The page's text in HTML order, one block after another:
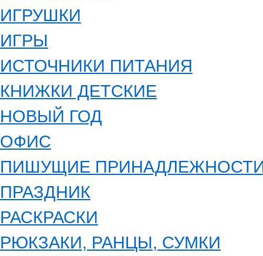
ИГРУШКИ
ИГРЫ
ИСТОЧНИКИ ПИТАНИЯ
КНИЖКИ ДЕТСКИЕ
НОВЫЙ ГОД
ОФИС
ПИШУЩИЕ
ПРАЗДНИК
РАСКРАСКИ
РЮКЗАКИ, РАНЦЫ, СУМКИ